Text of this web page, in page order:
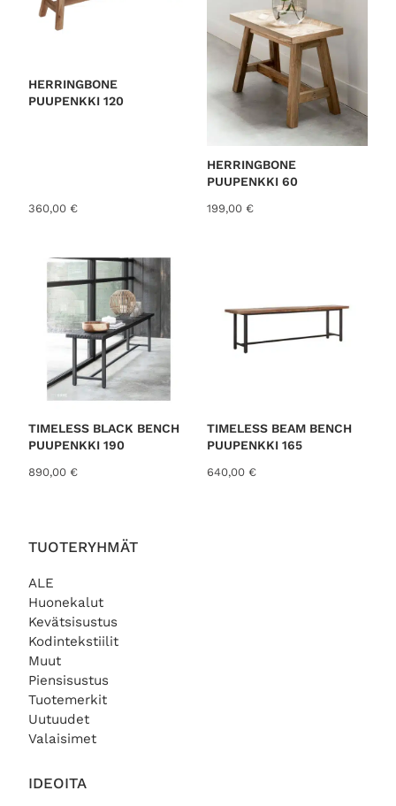
TUOTERYHMÄT
ALE
Huonekalut
Kevätsisustus
Kodintekstiilit
Muut
Piensisustus
Tuotemerkit
Uutuudet
Valaisimet
IDEOITA
HERRINGBONE
PUUPENKKI 120
360,00 €
HERRINGBONE
PUUPENKKI 60
199,00 €
TIMELESS BLACK BENCH
PUUPENKKI 190
890,00 €
TIMELESS BEAM BENCH
PUUPENKKI 165
640,00 €